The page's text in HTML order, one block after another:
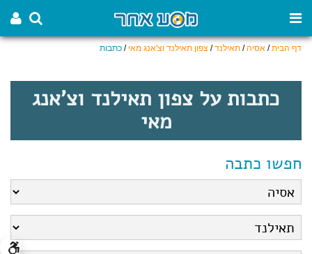
דף הבית/ אסיה/ תאילנד/ צפון תאילנד וצ'אנג מאי / כתבות
כתבות על צפון תאילנד וצ'אנג
מאי
חפשו כתבה